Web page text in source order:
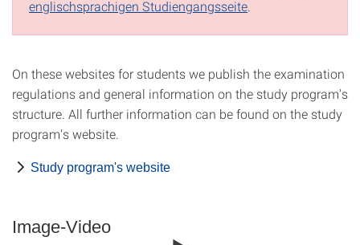
englischsprachigen Studiengangsseite
On these websites for students we publish the examination
regulations and general information on the study program's
structure. All further information can be found on the study
program's website.
Study program's website
Image-Video